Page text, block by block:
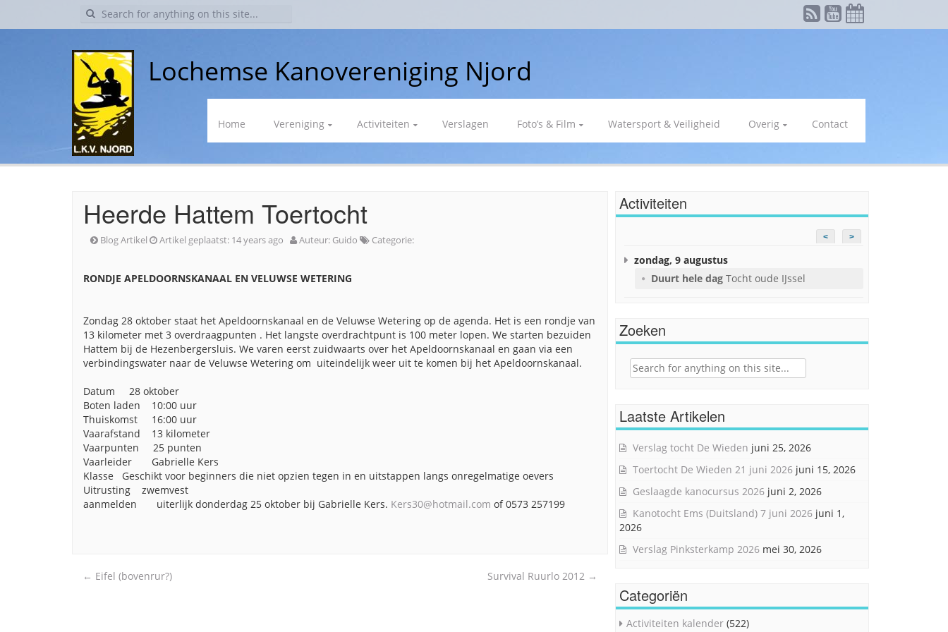
Search
Lochemse Kanovereniging Njord
Skip
Home Vereniging Activiteiten Verslagen Foto’s & Film Watersport & Veiligheid Overig Contact
Heerde Hattem Toertocht
Blog Artikel Artikel geplaatst: 14 years ago Auteur: Guido Categorie:
RONDJE APELDOORNSKANAAL EN VELUWSE WETERING
Zondag 28 oktober staat het Apeldoornskanaal en de Veluwse Wetering op de agenda. Het is een rondje van
13 kilometer met 3 overdraagpunten . Het langste overdrachtpunt is 100 meter lopen. We starten bezuiden
Hattem bij de Hezenbergersluis. We varen eerst zuidwaarts over het Apeldoornskanaal en gaan via een
verbindingswater naar de Veluwse Wetering om uiteindelijk weer uit te komen bij het Apeldoornskanaal.
Datum 28 oktober
Boten laden 10:00 uur
Thuiskomst 16:00 uur
Vaarafstand 13 kilometer
Vaarpunten 25 punten
Vaarleider Gabrielle Kers
Klasse Geschikt voor beginners die niet opzien tegen in en uitstappen langs onregelmatige oevers
Uitrusting zwemvest
aanmelden uiterlijk donderdag 25 oktober bij Gabrielle Kers. Kers30@hotmail.com of 0573 257199
Post
← Eifel (bovenrur?) Survival Ruurlo 2012 →
Activiteiten
< >
zondag, 9 augustus
Duurt hele dag Tocht oude IJssel
Zoeken
Search
Laatste Artikelen
Verslag tocht De Wieden juni 25, 2026
Toertocht De Wieden 21 juni 2026 juni 15, 2026
Geslaagde kanocursus 2026 juni 2, 2026
Kanotocht Ems (Duitsland) 7 juni 2026 juni 1,
2026
Verslag Pinksterkamp 2026 mei 30, 2026
Categoriën
Activiteiten kalender (522)